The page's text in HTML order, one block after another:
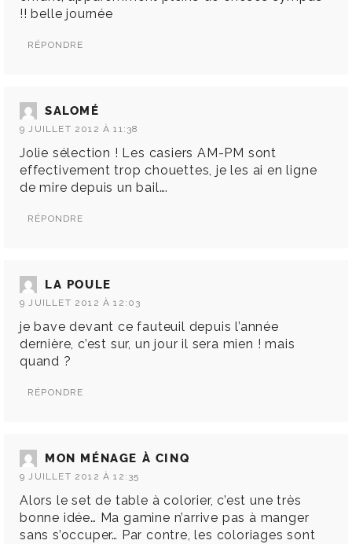
!! belle journée
RÉPONDRE
SALOMÉ
9 JUILLET 2012 À 11:38
Jolie sélection ! Les casiers AM-PM sont
effectivement trop chouettes, je les ai en ligne
de mire depuis un bail….
RÉPONDRE
LA POULE
9 JUILLET 2012 À 12:03
je bave devant ce fauteuil depuis l’année
dernière, c’est sur, un jour il sera mien ! mais
quand ?
RÉPONDRE
MON MÉNAGE À CINQ
9 JUILLET 2012 À 12:35
Alors le set de table à colorier, c’est une très
bonne idée… Ma gamine n’arrive pas à manger
sans s’occuper… Par contre, les coloriages sont